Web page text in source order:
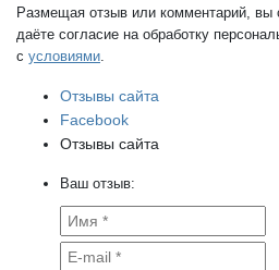
Размещая отзыв или комментарий, вы
даёте согласие на обработку
с условиями.
Отзывы сайта
Facebook
Отзывы сайта
Ваш отзыв: